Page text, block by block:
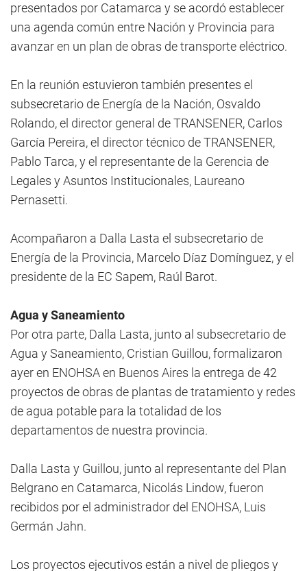
presentados por Catamarca y se acordó establecer
una agenda común entre Nación y Provincia para
avanzar en un plan de obras de transporte eléctrico.
En la reunión estuvieron también presentes el
subsecretario de Energía de la Nación, Osvaldo
Rolando, el director general de TRANSENER, Carlos
García Pereira, el director técnico de TRANSENER,
Pablo Tarca, y el representante de la Gerencia de
Legales y Asuntos Institucionales, Laureano
Pernasetti.
Acompañaron a Dalla Lasta el subsecretario de
Energía de la Provincia, Marcelo Díaz Domínguez, y el
presidente de la EC Sapem, Raúl Barot.
Agua y Saneamiento
Por otra parte, Dalla Lasta, junto al subsecretario de
Agua y Saneamiento, Cristian Guillou, formalizaron
ayer en ENOHSA en Buenos Aires la entrega de 42
proyectos de obras de plantas de tratamiento y redes
de agua potable para la totalidad de los
departamentos de nuestra provincia.
Dalla Lasta y Guillou, junto al representante del Plan
Belgrano en Catamarca, Nicolás Lindow, fueron
recibidos por el administrador del ENOHSA, Luis
Germán Jahn.
Los proyectos ejecutivos están a nivel de pliegos y